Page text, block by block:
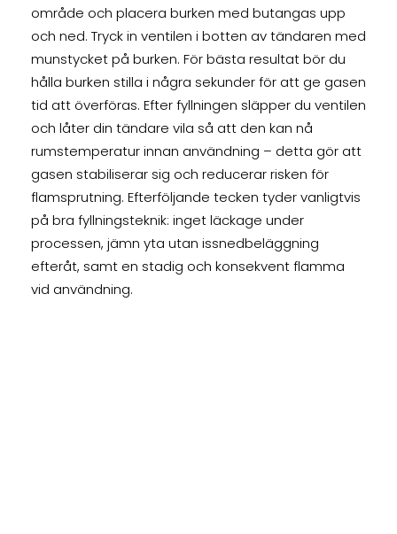
område och placera burken med butangas upp
och ned. Tryck in ventilen i botten av tändaren med
munstycket på burken. För bästa resultat bör du
hålla burken stilla i några sekunder för att ge gasen
tid att överföras. Efter fyllningen släpper du ventilen
och låter din tändare vila så att den kan nå
rumstemperatur innan användning – detta gör att
gasen stabiliserar sig och reducerar risken för
flamsprutning. Efterföljande tecken tyder vanligtvis
på bra fyllningsteknik: inget läckage under
processen, jämn yta utan issnedbeläggning
efteråt, samt en stadig och konsekvent flamma
vid användning.